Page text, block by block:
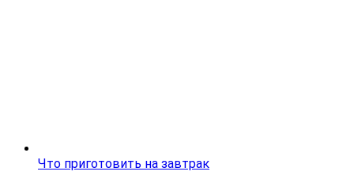
Что приготовить на завтрак